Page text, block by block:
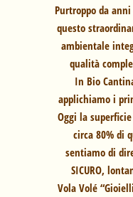
Purtroppo da
questo
ambientale
qualità
In Bio
applichiamo i
Oggi la
circa 80% di
sentiamo di
SICURO,
Vola Volé